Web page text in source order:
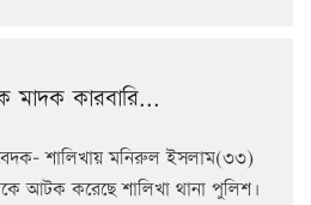
মাদক কারবারি...
শালিখায় মনিরুল ইসলাম(৩৩)
আটক করেছে শালিখা থানা পুলিশ৷